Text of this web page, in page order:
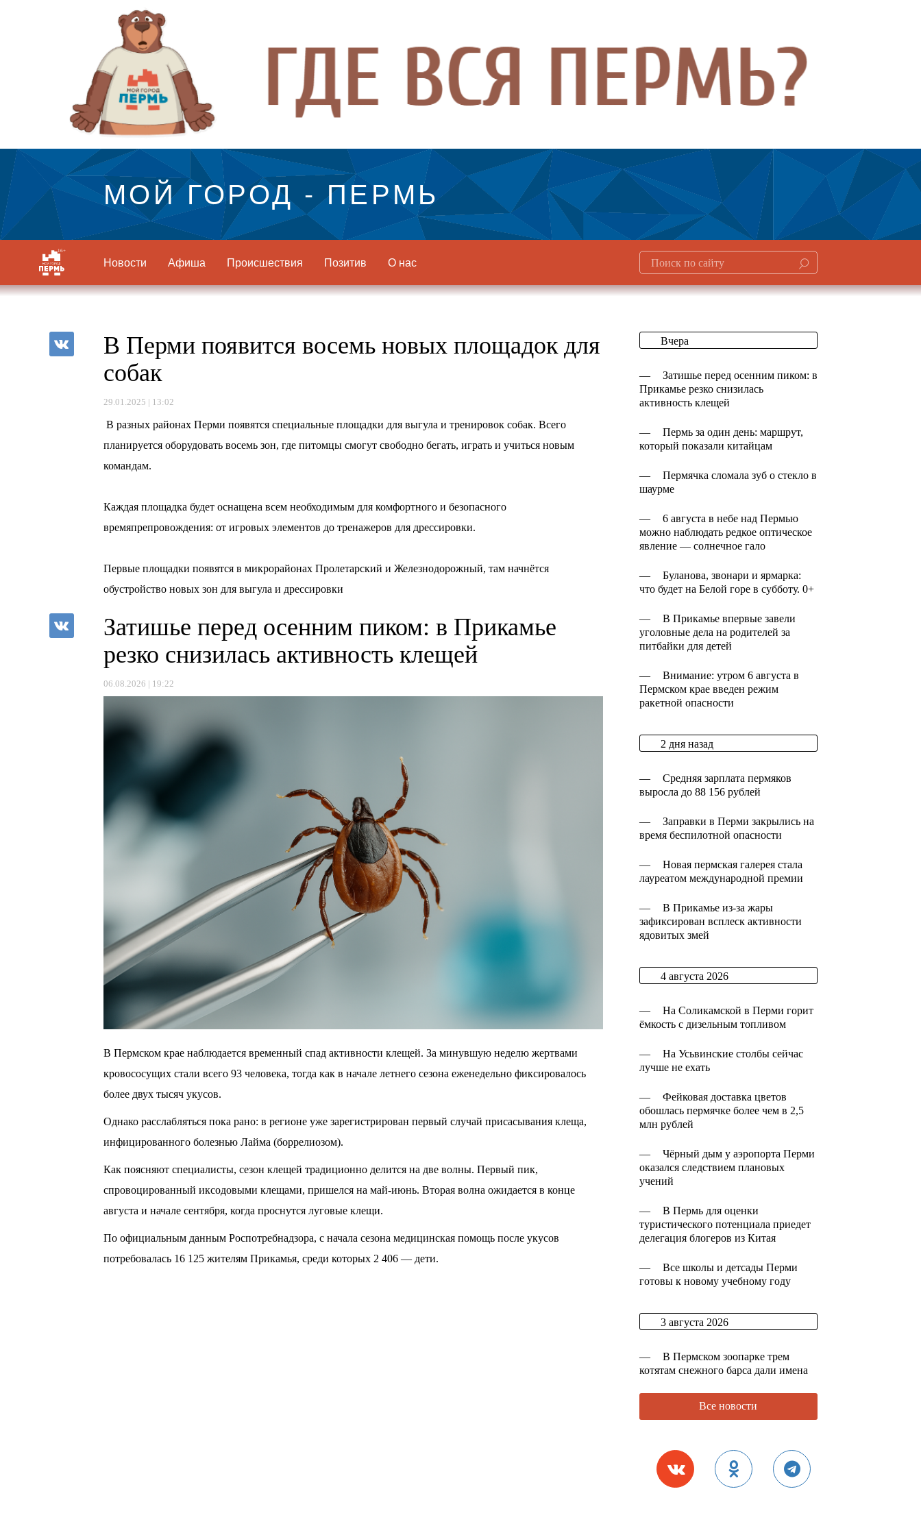
МОЙ ГОРОД - ПЕРМЬ
Новости Афиша Происшествия Позитив О нас
В Перми появится восемь новых площадок для
собак
29.01.2025 | 13:02
В разных районах Перми появятся специальные площадки для выгула и тренировок собак. Всего
планируется оборудовать восемь зон, где питомцы смогут свободно бегать, играть и учиться новым
командам.
Каждая площадка будет оснащена всем необходимым для комфортного и безопасного
времяпрепровождения: от игровых элементов до тренажеров для дрессировки.
Первые площадки появятся в микрорайонах Пролетарский и Железнодорожный, там начнётся
обустройство новых зон для выгула и дрессировки
Затишье перед осенним пиком: в Прикамье
резко снизилась активность клещей
06.08.2026 | 19:22
В Пермском крае наблюдается временный спад активности клещей. За минувшую неделю жертвами
кровососущих стали всего 93 человека, тогда как в начале летнего сезона еженедельно фиксировалось
более двух тысяч укусов.
Однако расслабляться пока рано: в регионе уже зарегистрирован первый случай присасывания клеща,
инфицированного болезнью Лайма (боррелиозом).
Как поясняют специалисты, сезон клещей традиционно делится на две волны. Первый пик,
спровоцированный иксодовыми клещами, пришелся на май-июнь. Вторая волна ожидается в конце
августа и начале сентября, когда проснутся луговые клещи.
По официальным данным Роспотребнадзора, с начала сезона медицинская помощь после укусов
потребовалась 16 125 жителям Прикамья, среди которых 2 406 — дети.
Вчера
—
Затишье перед осенним пиком: в
Прикамье резко снизилась
активность клещей
—
Пермь за один день: маршрут,
который показали китайцам
—
Пермячка сломала зуб о стекло в
шаурме
—
6 августа в небе над Пермью
можно наблюдать редкое оптическое
явление — солнечное гало
—
Буланова, звонари и ярмарка:
что будет на Белой горе в субботу. 0+
—
В Прикамье впервые завели
уголовные дела на родителей за
питбайки для детей
—
Внимание: утром 6 августа в
Пермском крае введен режим
ракетной опасности
2 дня назад
—
Средняя зарплата пермяков
выросла до 88 156 рублей
—
Заправки в Перми закрылись на
время беспилотной опасности
—
Новая пермская галерея стала
лауреатом международной премии
—
В Прикамье из-за жары
зафиксирован всплеск активности
ядовитых змей
4 августа 2026
—
На Соликамской в Перми горит
ёмкость с дизельным топливом
—
На Усьвинские столбы сейчас
лучше не ехать
—
Фейковая доставка цветов
обошлась пермячке более чем в 2,5
млн рублей
—
Чёрный дым у аэропорта Перми
оказался следствием плановых
учений
—
В Пермь для оценки
туристического потенциала приедет
делегация блогеров из Китая
—
Все школы и детсады Перми
готовы к новому учебному году
3 августа 2026
—
В Пермском зоопарке трем
котятам снежного барса дали имена
Все новости